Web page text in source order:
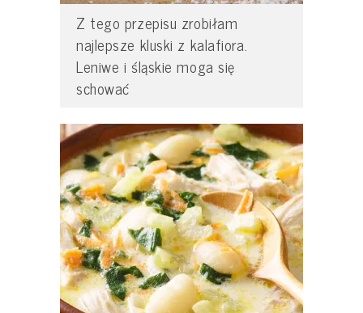
Z tego przepisu zrobiłam
najlepsze kluski z kalafiora.
Leniwe i śląskie moga się
schować